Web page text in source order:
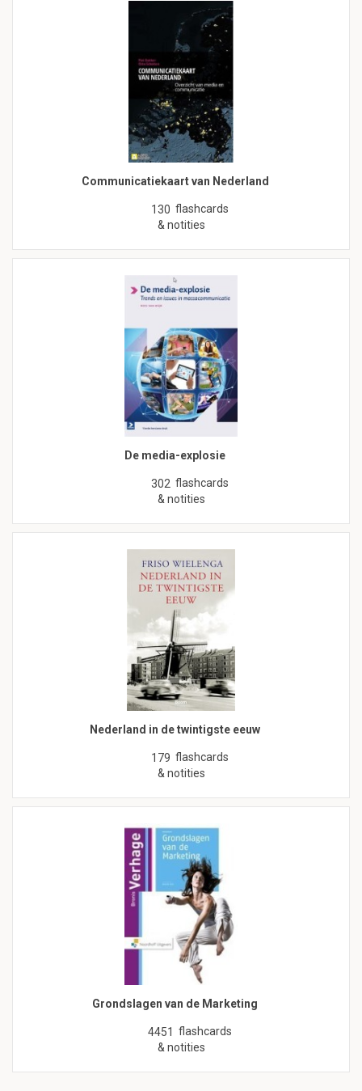
Communicatiekaart van Nederland
130 flashcards
& notities
De media-explosie
302 flashcards
& notities
Nederland in de twintigste eeuw
179 flashcards
& notities
Grondslagen van de Marketing
4451 flashcards
& notities